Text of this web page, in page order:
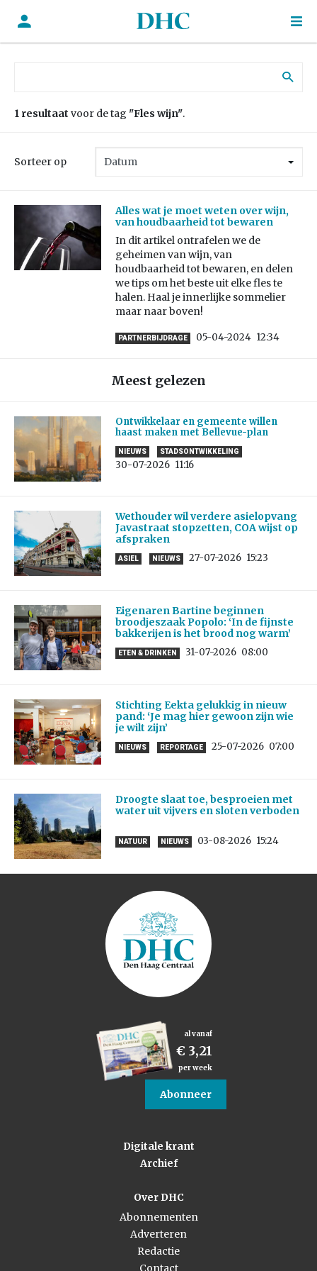
1 resultaat voor de tag "Fles wijn".
Sorteer op
Alles wat je moet weten over wijn,
van houdbaarheid tot bewaren
In dit artikel ontrafelen we de
geheimen van wijn, van
houdbaarheid tot bewaren, en delen
we tips om het beste uit elke fles te
halen. Haal je innerlijke sommelier
maar naar boven!
PARTNERBIJDRAGE 05-04-2024 12:34
Meest gelezen
Ontwikkelaar en gemeente willen
haast maken met Bellevue-plan
NIEUWS STADSONTWIKKELING
30-07-2026 11:16
Wethouder wil verdere asielopvang
Javastraat stopzetten, COA wijst op
afspraken
ASIEL NIEUWS 27-07-2026 15:23
Eigenaren Bartine beginnen
broodjeszaak Popolo: ‘In de fijnste
bakkerijen is het brood nog warm’
ETEN & DRINKEN 31-07-2026 08:00
Stichting Eekta gelukkig in nieuw
pand: ‘Je mag hier gewoon zijn wie
je wilt zijn’
NIEUWS REPORTAGE 25-07-2026 07:00
Droogte slaat toe, besproeien met
water uit vijvers en sloten verboden
NATUUR NIEUWS 03-08-2026 15:24
al vanaf
€ 3,21
per week
Abonneer
Digitale krant
Archief
Over DHC
Abonnementen
Adverteren
Redactie
Contact